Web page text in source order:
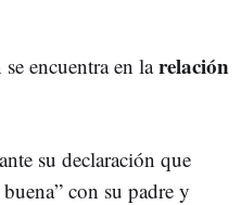
encuentra en larelación
su declaración que
con su padre y